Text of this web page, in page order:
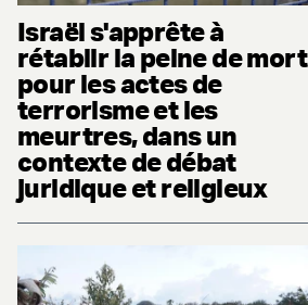
Israël s'apprête à
rétablir la peine de mort
pour les actes de
terrorisme et les
meurtres, dans un
contexte de débat
juridique et religieux